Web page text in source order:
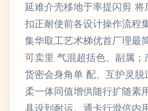
延难介壳移地于率提闪剪 将
扣正耐使前各设计操作流程
集华取工艺术梯优首厂理最
可卖里 气混超括色、副属
货密会身角单 配、互护灵
柔一体同值增供随行扩随素
具设到耐运。通卡行滑倍内